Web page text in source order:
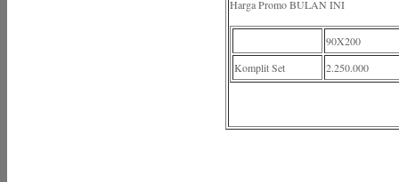
Harga Promo BULAN INI
90X200
Komplit Set
2.250.000